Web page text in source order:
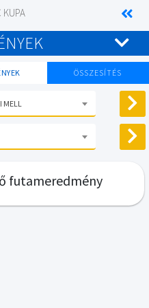
KUPA
ÖSSZESÍTÉS
MELL
futameredmény